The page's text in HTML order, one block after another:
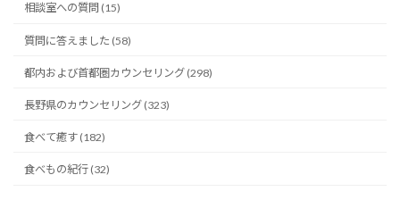
相談室への質問 (15)
質問に答えました (58)
都内および首都圏カウンセリング (298)
長野県のカウンセリング (323)
食べて癒す (182)
食べもの紀行 (32)